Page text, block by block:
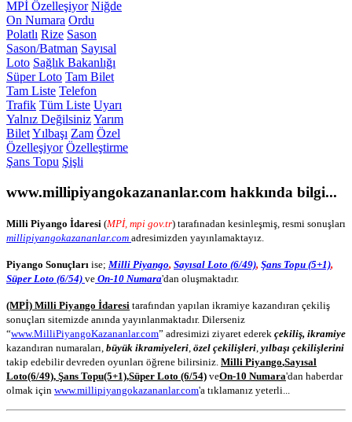
MPİ Özelleşiyor Niğde
On Numara Ordu
Polatlı Rize Sason
Sason/Batman Sayısal
Loto Sağlık Bakanlığı
Süper Loto Tam Bilet
Tam Liste Telefon
Trafik Tüm Liste Uyarı
Yalnız DeğilsinizYarım
BiletYılbaşı Zam Özel
Özelleşiyor Özelleştirme
Şans Topu Şişli
www.millipiyangokazananlar.com hakkında bilgi...
Milli Piyango İdaresi (MPİ, mpi gov.tr) tarafınadan kesinleşmiş, resmi sonuşları
millipiyangokazananlar.com adresimizden yayınlamaktayız.
Piyango Sonuçları ise; Milli Piyango, Sayısal Loto (6/49), Şans Topu (5+1),
Süper Loto (6/54) ve On-10 Numara'dan oluşmaktadır.
(MPİ) Milli Piyango İdaresi tarafından yapılan ikramiye kazandıran çekiliş
sonuçları sitemizde anında yayınlanmaktadır. Dilerseniz
“www.MilliPiyangoKazananlar.com” adresimizi ziyaret ederek çekiliş, ikramiye
kazandıran numaraları, büyük ikramiyeleri özel çekilişleri yılbaşı çekilişlerini
takip edebilir devreden oyunları öğrene bilirsiniz. Milli Piyango,Sayısal
Loto(6/49), Şans Topu(5+1),Süper Loto (6/54) veOn-10 Numara'dan haberdar
olmak için www.millipiyangokazananlar.com'a tıklamanız yeterli...